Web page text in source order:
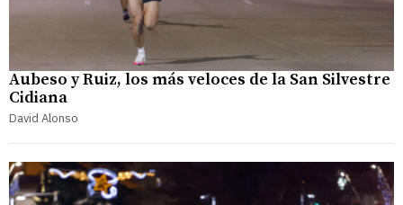
Aubeso y Ruiz, los más veloces de la San Silvestre
Cidiana
David Alonso